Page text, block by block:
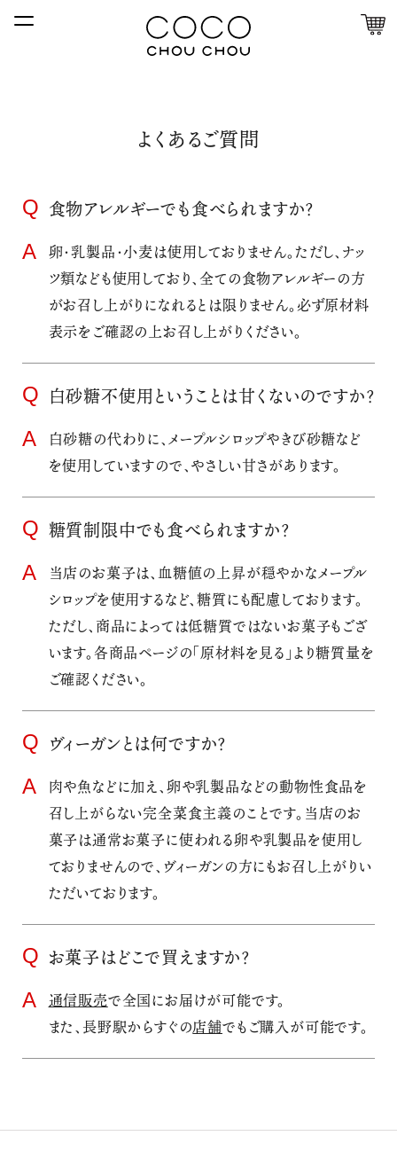
よくあるご質問
食物アレルギーでも食べられますか？
卵・乳製品・小麦は使用しておりません。ただし、ナッ
ツ類なども使用しており、全ての食物アレルギーの方
がお召し上がりになれるとは限りません。必ず原材料
表示をご確認の上お召し上がりください。
白砂糖不使用ということは甘くないのですか？
白砂糖の代わりに、メープルシロップやきび砂糖など
を使用していますので、やさしい甘さがあります。
糖質制限中でも食べられますか？
当店のお菓子は、血糖値の上昇が穏やかなメープル
シロップを使用するなど、糖質にも配慮しております。
ただし、商品によっては低糖質ではないお菓子もござ
います。各商品ページの「原材料を見る」より糖質量を
ご確認ください。
ヴィーガンとは何ですか？
肉や魚などに加え、卵や乳製品などの動物性食品を
召し上がらない完全菜食主義のことです。当店のお
菓子は通常お菓子に使われる卵や乳製品を使用し
ておりませんので、ヴィーガンの方にもお召し上がりい
ただいております。
お菓子はどこで買えますか？
通信販売で全国にお届けが可能です。
また、長野駅からすぐの店舗でもご購入が可能です。